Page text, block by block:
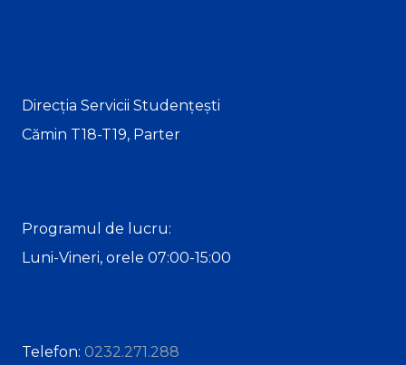
Direcția Servicii Studențești
Cămin T18-T19, Parter
Programul de lucru:
Luni-Vineri, orele 07:00-15:00
Telefon: 0232.271.288